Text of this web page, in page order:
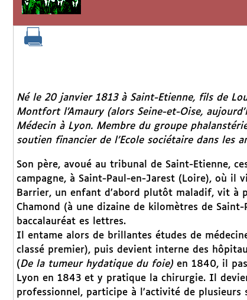
Né le 20 janvier 1813 à Saint-Etienne, fils de
Montfort l’Amaury (alors Seine-et-Oise,
Médecin à Lyon. Membre du groupe
soutien financier de l’Ecole sociétaire dans les
Son père, avoué au tribunal de Saint-Etienne,
campagne, à Saint-Paul-en-Jarest (Loire), où il
Barrier, un enfant d’abord plutôt maladif, vit à
Chamond (à une dizaine de kilomètres de
baccalauréat es lettres.
Il entame alors de brillantes études de
classé premier), puis devient interne des
(De la tumeur hydatique du foie)en 1840, il
Lyon en 1843 et y pratique la chirurgie. Il
professionnel, participe à l’activité de plusieurs